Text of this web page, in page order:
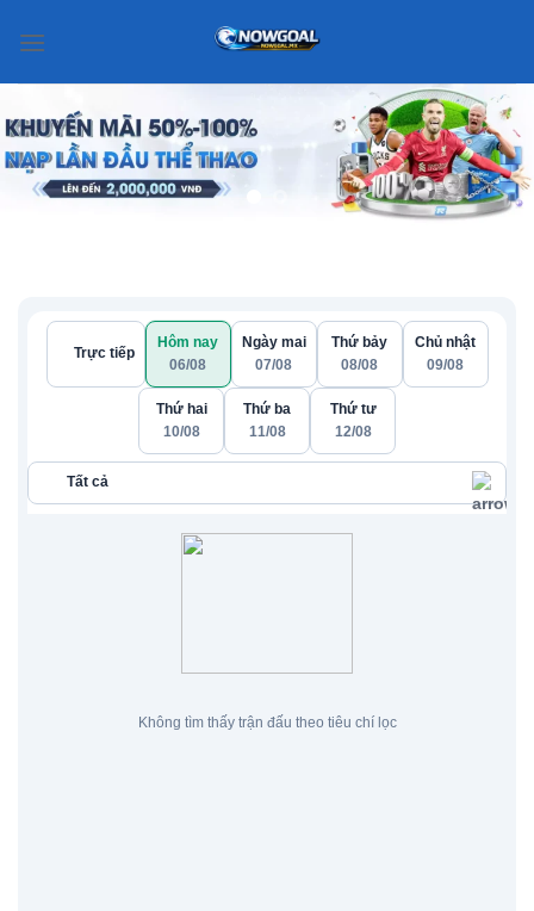
đến
Trực tiếp
Hôm nay
06/08
Ngày mai
07/08
Thứ bảy
08/08
Chủ nhật
09/08
Thứ hai
10/08
Thứ ba
11/08
Thứ tư
12/08
Tất cả
Không tìm thấy trận đấu theo tiêu chí lọc